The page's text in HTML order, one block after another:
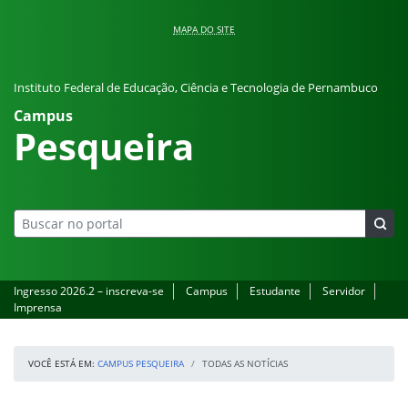
MAPA DO SITE
Instituto Federal de Educação, Ciência e Tecnologia de Pernambuco
Campus
Pesqueira
Ingresso 2026.2 – inscreva-se Campus Estudante
Servidor
Imprensa
VOCÊ ESTÁ EM: CAMPUS PESQUEIRA TODAS AS NOTÍCIAS